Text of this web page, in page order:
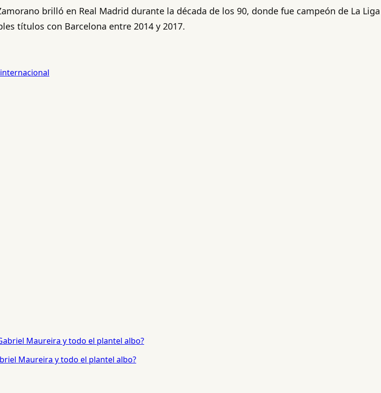
brilló en Real Madrid durante la década de los 90, donde fue campeón de La Liga
títulos con Barcelona entre 2014 y 2017.
Maureira y todo el plantel albo?